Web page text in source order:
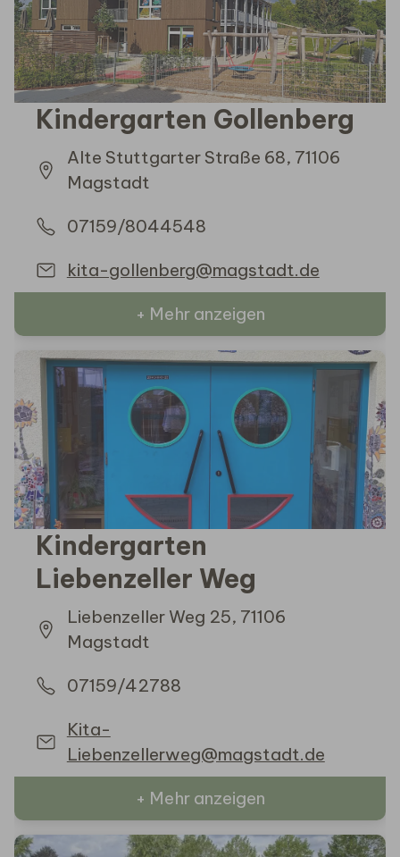
Kindergarten Gollenberg
Alte Stuttgarter Straße 68, 71106
Magstadt
07159/8044548
kita-gollenberg@magstadt.de
+ Mehr anzeigen
Kindergarten
Liebenzeller Weg
Liebenzeller Weg 25, 71106
Magstadt
07159/42788
Kita-
Liebenzellerweg@magstadt.de
+ Mehr anzeigen